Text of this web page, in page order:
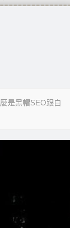
是黑帽SEO跟白